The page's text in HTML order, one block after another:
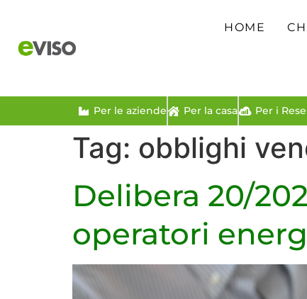
HOME
Per le aziende Per la casa Per i
Tag: obblighi
Delibera 20/
operatori